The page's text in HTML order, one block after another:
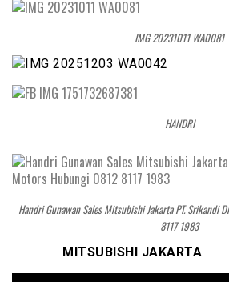
IMG 20231011 WA0081
HANDRI
Handri Gunawan Sales Mitsubishi Jakarta PT. Srikandi
8117 1983
MITSUBISHI JAKARTA